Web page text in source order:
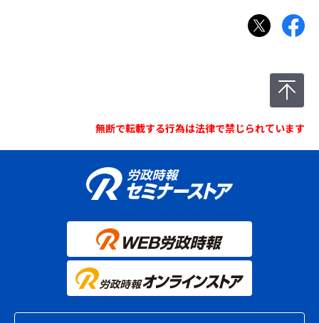
無断で転載する行為は法律で禁じられています